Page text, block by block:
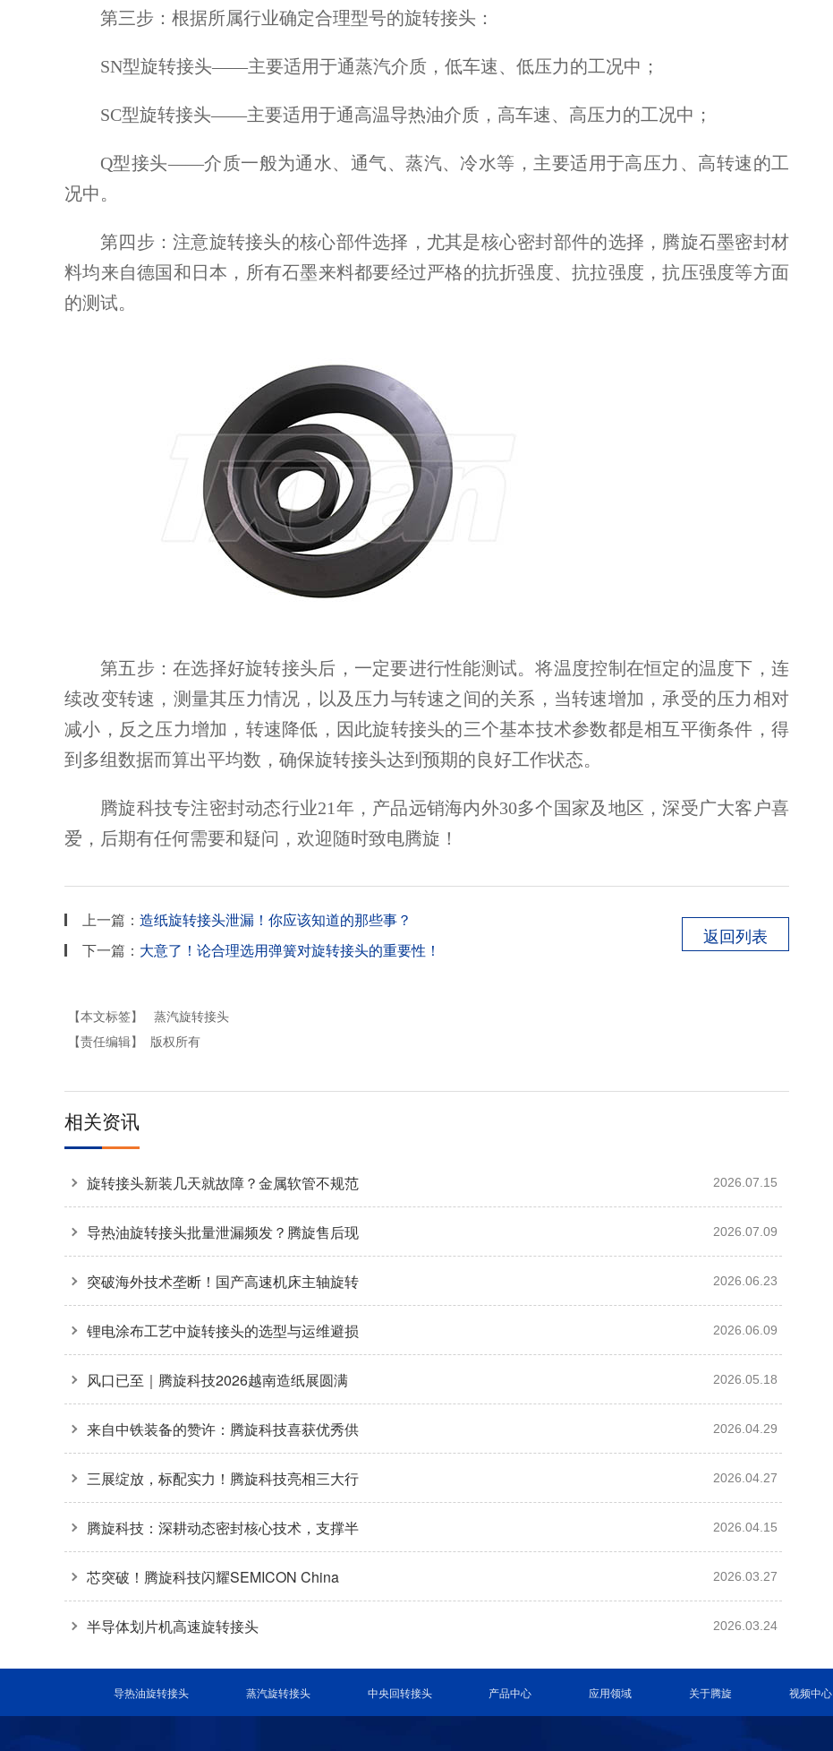
第三步：根据所属行业确定合理型号的旋转接头：
SN型旋转接头——主要适用于通蒸汽介质，低车速、低压力的工况中；
SC型旋转接头——主要适用于通高温导热油介质，高车速、高压力的工况中；
Q型接头——介质一般为通水、通气、蒸汽、冷水等，主要适用于高压力、高转速的工
况中。
第四步：注意旋转接头的核心部件选择，尤其是核心密封部件的选择，腾旋石墨密封材
料均来自德国和日本，所有石墨来料都要经过严格的抗折强度、抗拉强度，抗压强度等方面
的测试。
第五步：在选择好旋转接头后，一定要进行性能测试。将温度控制在恒定的温度下，连
续改变转速，测量其压力情况，以及压力与转速之间的关系，当转速增加，承受的压力相对
减小，反之压力增加，转速降低，因此旋转接头的三个基本技术参数都是相互平衡条件，得
到多组数据而算出平均数，确保旋转接头达到预期的良好工作状态。
腾旋科技专注密封动态行业21年，产品远销海内外30多个国家及地区，深受广大客户喜
爱，后期有任何需要和疑问，欢迎随时致电腾旋！
上一篇： 造纸旋转接头泄漏！你应该知道的那些事？
下一篇： 大意了！论合理选用弹簧对旋转接头的重要性！
返回列表
【本文标签】
蒸汽旋转接头
【责任编辑】
版权所有
相关资讯
旋转接头新装几天就故障？金属软管不规范
安装是主因
2026.07.15
导热油旋转接头批量泄漏频发？腾旋售后现
场拆解揭秘两大核心诱因
2026.07.09
突破海外技术垄断！国产高速机床主轴旋转
接头36000转高转速自主可控
2026.06.23
锂电涂布工艺中旋转接头的选型与运维避损
方案
2026.06.09
风口已至｜腾旋科技2026越南造纸展圆满
收官
2026.05.18
来自中铁装备的赞许：腾旋科技喜获优秀供
应商奖+质量标杆奖
2026.04.29
三展绽放，标配实力！腾旋科技亮相三大行
业盛会
2026.04.27
腾旋科技：深耕动态密封核心技术，支撑半
导体装备关键环节
2026.04.15
芯突破！腾旋科技闪耀SEMICON China
2026
2026.03.27
半导体划片机高速旋转接头 2026.03.24
导热油旋转接头 蒸汽旋转接头 中央回转接头 产品中心 应用领域 关于腾旋 视频中心